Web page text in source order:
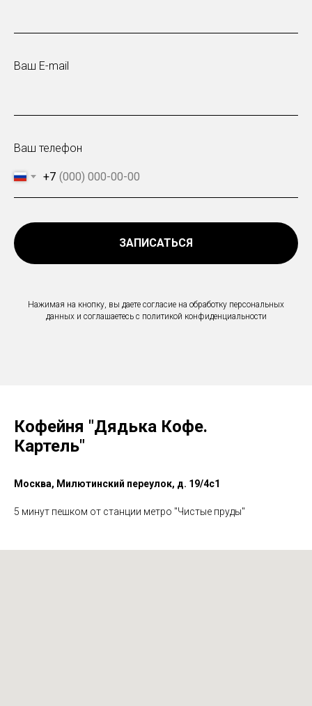
Ваш E-mail
Ваш телефон
+7
ЗАПИСАТЬСЯ
Нажимая на кнопку, вы даете согласие на обработку персональных
данных и соглашаетесь c политикой конфиденциальности
Кофейня "Дядька Кофе.
Картель"
Москва, Милютинский переулок, д. 19/4с1
5 минут пешком от станции метро "Чистые пруды"